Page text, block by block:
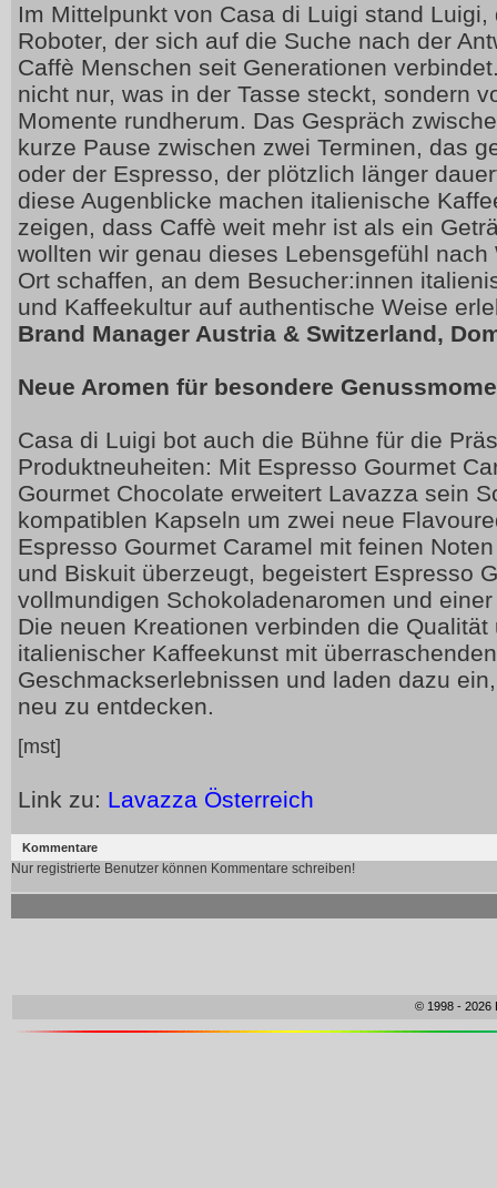
Im Mittelpunkt von Casa di Luigi stand
Roboter, der sich auf die Suche nach der
Caffè Menschen seit Generationen
nicht nur, was in der Tasse steckt, sondern
Momente rundherum. Das Gespräch
kurze Pause zwischen zwei Terminen, das
oder der Espresso, der plötzlich länger
diese Augenblicke machen italienische
zeigen, dass Caffè weit mehr ist als ein
wollten wir genau dieses Lebensgefühl
Ort schaffen, an dem Besucher:innen
und Kaffeekultur auf authentische Weise
Brand Manager Austria & Switzerland,
Neue Aromen für besondere
Casa di Luigi bot auch die Bühne für die
Produktneuheiten: Mit Espresso Gourmet
Gourmet Chocolate erweitert Lavazza sein
kompatiblen Kapseln um zwei neue
Espresso Gourmet Caramel mit feinen
und Biskuit überzeugt, begeistert Espresso
vollmundigen Schokoladenaromen und
Die neuen Kreationen verbinden die Qualität
italienischer Kaffeekunst mit überraschenden
Geschmackserlebnissen und laden dazu
neu zu entdecken.
[mst]
Link zu: Lavazza Österreich
Kommentare
Nur registrierte Benutzer können Kommentare schreiben!
© 1998 -